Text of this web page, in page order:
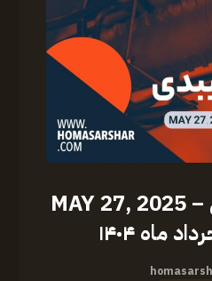
با علیرضا میبدی – MAY 27, 2025
۱۴۰۴